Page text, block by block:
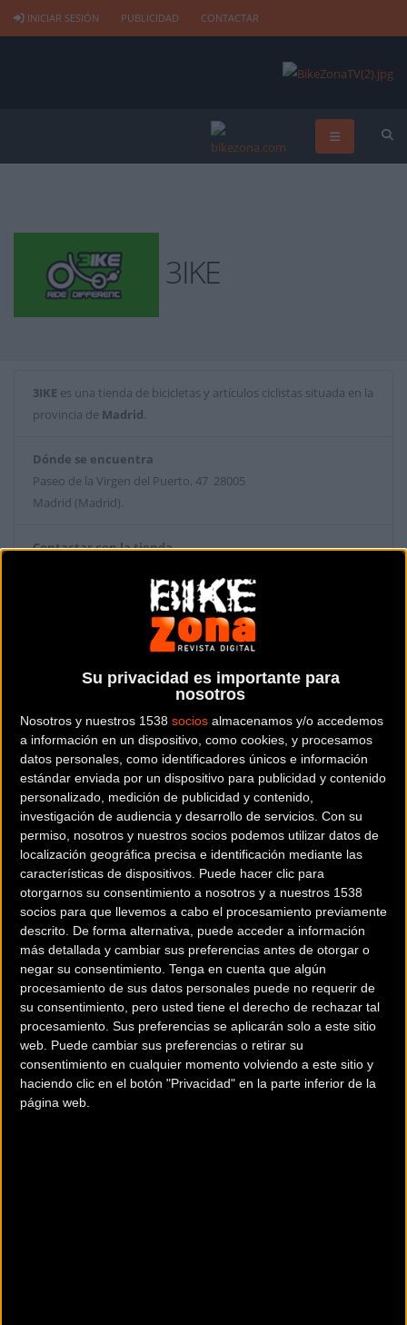
Su privacidad es importante para
nosotros
Nosotros y nuestros 1538 socios almacenamos y/o accedemos
a información en un dispositivo, como cookies, y procesamos
datos personales, como identificadores únicos e información
estándar enviada por un dispositivo para publicidad y contenido
personalizado, medición de publicidad y contenido,
investigación de audiencia y desarrollo de servicios. Con su
permiso, nosotros y nuestros socios podemos utilizar datos de
localización geográfica precisa e identificación mediante las
características de dispositivos. Puede hacer clic para
otorgarnos su consentimiento a nosotros y a nuestros 1538
socios para que llevemos a cabo el procesamiento previamente
descrito. De forma alternativa, puede acceder a información
más detallada y cambiar sus preferencias antes de otorgar o
negar su consentimiento. Tenga en cuenta que algún
procesamiento de sus datos personales puede no requerir de
su consentimiento, pero usted tiene el derecho de rechazar tal
procesamiento. Sus preferencias se aplicarán solo a este sitio
web. Puede cambiar sus preferencias o retirar su
consentimiento en cualquier momento volviendo a este sitio y
haciendo clic en el botón "Privacidad" en la parte inferior de la
página web.
INICIAR SESIÓN PUBLICIDAD CONTACTAR
3IKE
3IKE es una tienda de bicicletas y artículos ciclistas situada en la
provincia de Madrid.
Dónde se encuentra
Paseo de la Virgen del Puerto, 47 28005
Madrid (Madrid).
Contactar con la tienda
Web y RRSS de la tienda
© 1987–2026 HERE
200 km
¿Eres el propietario de esta tienda? Descubre cómohacerte tienda
Premium para llegar a más clientes
Comercios Bz Premium